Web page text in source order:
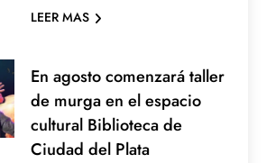
LEER MAS
En agosto comenzará taller
de murga en el espacio
cultural Biblioteca de
Ciudad del Plata